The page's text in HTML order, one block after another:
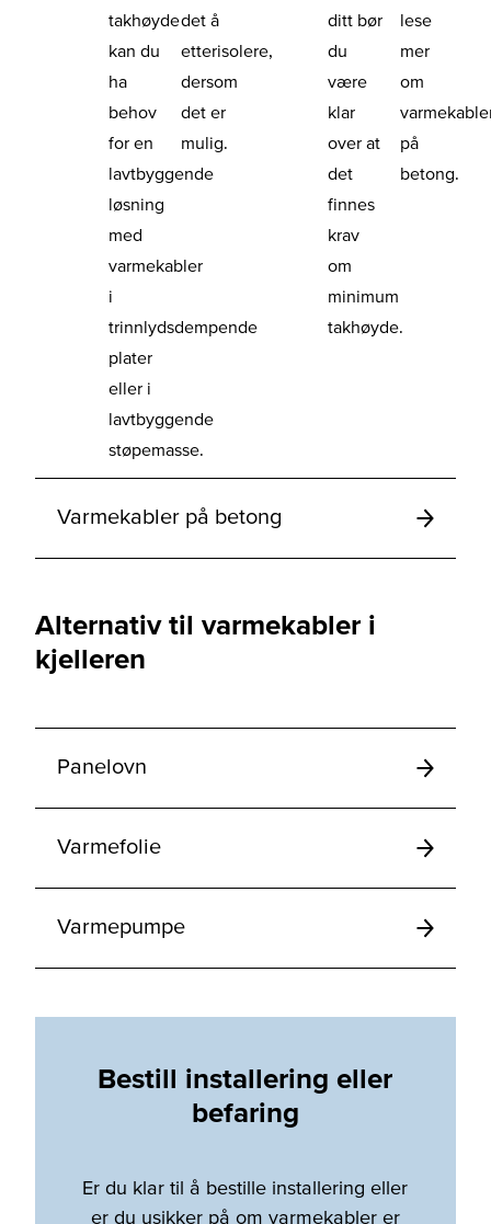
takhøyde
kan du
ha
behov
for en
lavtbyggende
løsning
med
varmekabler
i
trinnlydsdempende
plater
eller i
lavtbyggende
støpemasse.
det å
etterisolere,
dersom
det er
mulig.
ditt bør
du
være
klar
over at
det
finnes
krav
om
minimum
takhøyde.
lese
mer
om
på
betong.
Varmekabler på betong
Alternativ til varmekabler i
kjelleren
Panelovn
Varmefolie
Varmepumpe
Bestill installering eller
befaring
Er du klar til å bestille installering eller
er du usikker på om varmekabler er